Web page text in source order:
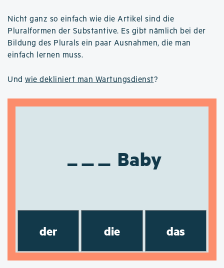
Nicht ganz so einfach wie die Artikel sind die
Pluralformen der Substantive. Es gibt nämlich bei der
Bildung des Plurals ein paar Ausnahmen, die man
einfach lernen muss.
Und wie dekliniert man Wartungsdienst?
Baby
der die das